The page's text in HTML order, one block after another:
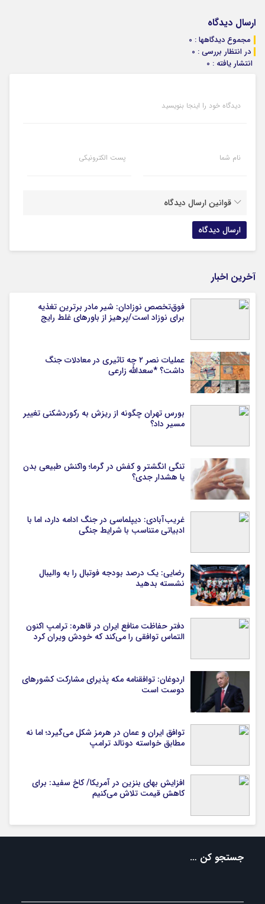
ارسال دیدگاه
مجموع دیدگاهها : 0
در انتظار بررسی : 0
انتشار یافته : 0
دیدگاه خود را اینجا بنویسید
نام شما پست الکترونیکی
قوانین ارسال دیدگاه
آخرین اخبار
فوق‌تخصص نوزادان: شیر مادر برترین تغذیه
برای نوزاد است/پرهیز از باورهای غلط رایج
عملیات نصر ۲ چه تاثیری در معادلات جنگ
داشت؟ *سعدالله زارعی
بورس تهران چگونه از ریزش به رکوردشکنی تغییر
مسیر داد؟
تنگی انگشتر و کفش در گرما؛ واکنش طبیعی بدن
یا هشدار جدی؟
غریب‌آبادی: دیپلماسی در جنگ ادامه دارد، اما با
ادبیاتی متناسب با شرایط جنگی
رضایی: یک درصد بودجه فوتبال را به والیبال
نشسته بدهید
دفتر حفاظت منافع ایران در قاهره: ترامپ اکنون
التماس توافقی را می‌کند که خودش ویران کرد
اردوغان: توافقنامه مکه پذیرای مشارکت کشورهای
دوست است
توافق ایران و عمان در هرمز شکل می‌گیرد؛ اما نه
مطابق خواسته دونالد ترامپ
افزایش بهای بنزین در آمریکا/ کاخ سفید: برای
کاهش قیمت تلاش می‌کنیم
جستجو کن …